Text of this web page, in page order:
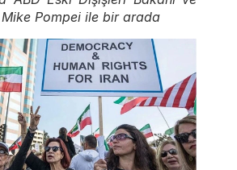
Pompei ile bir arada